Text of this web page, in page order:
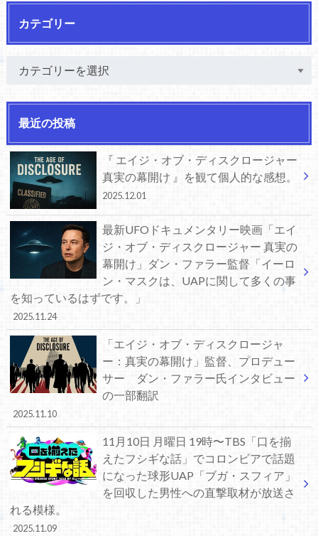
カテゴリー
最近の投稿
『 エイジ・オブ・ディスクロージャー
真実の幕開け 』を観て個人的な感想。
2025.12.01
最新UFOドキュメンタリー映画「エイ
ジ・オブ・ディスクロージャー 真実の
幕開け」ダン・ファラー監督「イーロ
ン・マスクは、UAPに関して多くの事
を知っているはずです。」
2025.11.24
「エイジ・オブ・ディスクロージャ
ー：真実の幕開け」監督、プロデュー
サー ダン・ファラー氏インタビュー
の一部翻訳
2025.11.10
11月10日 月曜日 19時〜TBS「口を揃
えたフシギな話」でコロンビアで話題
になった球形UAP「ブガ・スフィア」
を回収した男性への直撃取材が放送さ
れる模様。
2025.11.09